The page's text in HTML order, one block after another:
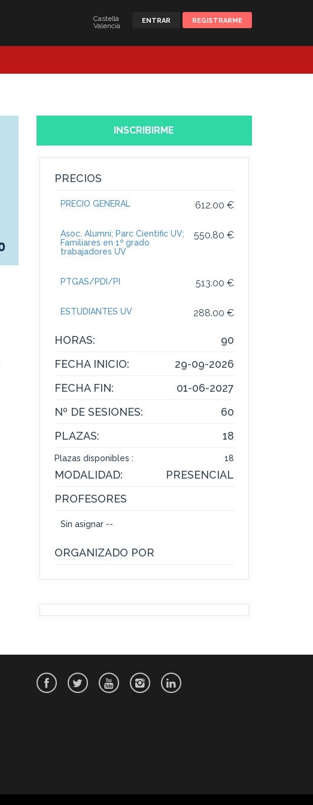
ENTRAR REGISTRARME
Castellà
Valencià
INSCRIBIRME
PRECIOS
612.00 €
PRECIO GENERAL
550.80 €
Asoc. Alumni; Parc Cientific UV;
Familiares en 1º grado
trabajadores UV
513.00 €
PTGAS/PDI/PI
288.00 €
ESTUDIANTES UV
HORAS:
90
FECHA INICIO:
29-09-2026
FECHA FIN:
01-06-2027
Nº DE SESIONES:
60
PLAZAS:
18
Plazas disponibles : 18
MODALIDAD:
PRESENCIAL
PROFESORES
Sin asignar --
ORGANIZADO POR